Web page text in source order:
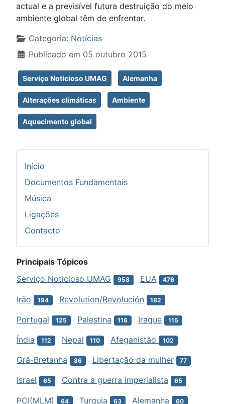
actual e a previsível futura destruição do meio
ambiente global têm de enfrentar.
Detalhes
Categoria: Notícias
Publicado em 05 outubro 2015
Serviço Noticioso UMAG Alemanha
Alterações climáticas Ambiente
Aquecimento global
Início
Documentos Fundamentais
Música
Ligações
Contacto
Principais Tópicos
Serviço Noticioso UMAG
958 EUA 476
Irão 194 Revolution/Revolución 182
Portugal 125 Palestina 116 Iraque 115
Índia 112 Nepal 110 Afeganistão 102
Grã-Bretanha 86 Libertação da mulher 77
Israel 65 Contra a guerra imperialista 65
PCI(MLM) 64 Turquia 63 Alemanha 60